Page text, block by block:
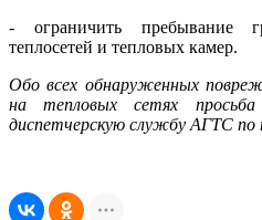
- ограничить пребывание
теплосетей и тепловых камер.
Обо всех обнаруженных
на тепловых сетях
диспетчерскую службу АГТС по